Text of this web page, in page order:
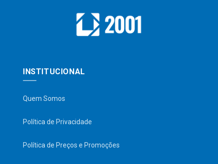
INSTITUCIONAL
Quem Somos
Política de Privacidade
Política de Preços e Promoções